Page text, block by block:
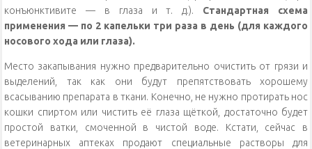
конъюнктивите — в глаза и т. д.). Стандартная схема
применения — по 2 капельки три раза в день (для каждого
носового хода или глаза).
Место закапывания нужно предварительно очистить от грязи и
выделений, так как они будут препятствовать хорошему
всасыванию препарата в ткани. Конечно, не нужно протирать нос
кошки спиртом или чистить её глаза щёткой, достаточно будет
простой ватки, смоченной в чистой воде. Кстати, сейчас в
ветеринарных аптеках продают специальные растворы для